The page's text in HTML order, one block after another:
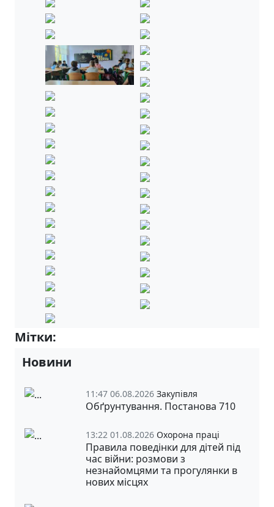
Мітки:
Новини
11:47 06.08.2026 Закупівля
Обґрунтування. Постанова 710
13:22 01.08.2026 Охорона праці
Правила поведінки для дітей під
час війни: розмови з
незнайомцями та прогулянки в
нових місцях